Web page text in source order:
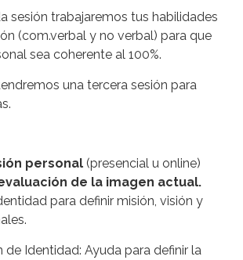
sesión trabajaremos tus habilidades
(com.verbal y no verbal) para que
sea coherente al 100%.
una tercera sesión para
personal (presencial u online)
de la imagen actual.
para definir misión, visión y
de Identidad: Ayuda para definir la